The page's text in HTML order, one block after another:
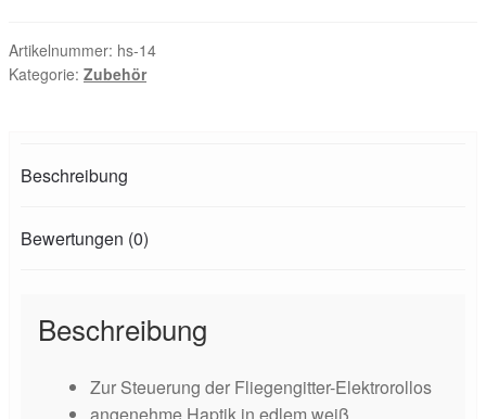
Artikelnummer: hs-14
Kategorie: Zubehör
Beschreibung
Bewertungen (0)
Beschreibung
Zur Steuerung der Fliegengitter-Elektrorollos